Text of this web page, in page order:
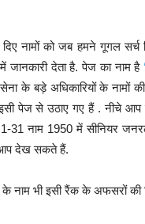
नामों को जब हमने गूगल
जानकारी देता है. पेज का नाम है
के बड़े अधिकारियों के नामों
पेज से उठाए गए हैं . नीचे आप
नाम 1950 में सीनियर जनरल
आप देख सकते हैं.
नाम भी इसी रैंक के अफसरों की